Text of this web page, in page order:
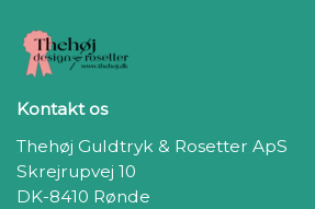
Kontakt os
Thehøj Guldtryk & Rosetter ApS
Skrejrupvej 10
DK-8410 Rønde